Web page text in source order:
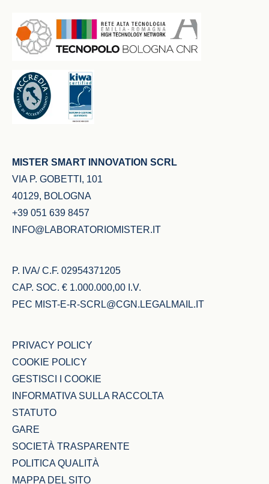
MISTER SMART INNOVATION SCRL
VIA P. GOBETTI, 101
40129, BOLOGNA
+39 051 639 8457
INFO@LABORATORIOMISTER.IT
P. IVA/ C.F. 02954371205
CAP. SOC. € 1.000.000,00 I.V.
PEC MIST-E-R-SCRL@CGN.LEGALMAIL.IT
PRIVACY POLICY
COOKIE POLICY
GESTISCI I COOKIE
INFORMATIVA SULLA RACCOLTA
STATUTO
GARE
SOCIETÀ TRASPARENTE
POLITICA QUALITÀ
MAPPA DEL SITO